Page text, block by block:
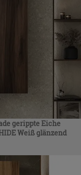
gerippte Eiche
Weiß glänzend